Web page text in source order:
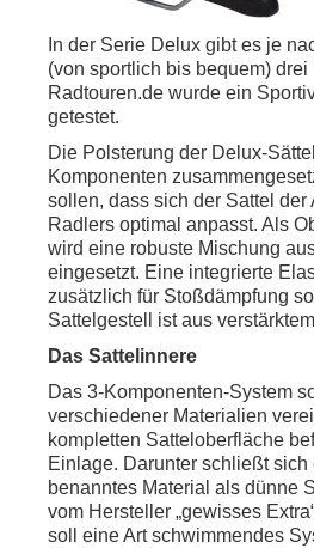
In der Serie Delux gibt es je
(von sportlich bis bequem) drei
Radtouren.de wurde ein
getestet.
Die Polsterung der Delux-
Komponenten
sollen, dass sich der Sattel der
Radlers optimal anpasst. Als
wird eine robuste Mischung
eingesetzt. Eine integrierte
zusätzlich für Stoßdämpfung
Sattelgestell ist aus
Das Sattelinnere
Das 3-Komponenten-System
verschiedener Materialien
kompletten Satteloberfläche
Einlage. Darunter schließt sich
benanntes Material als dünne
vom Hersteller „gewisses
soll eine Art schwimmendes